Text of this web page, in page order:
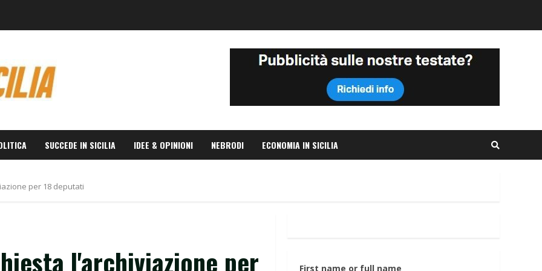
SUCCEDE IN SICILIA IDEE & OPINIONI NEBRODI ECONOMIA IN SICILIA
per 18 deputati
l'archiviazione per
First name or full name